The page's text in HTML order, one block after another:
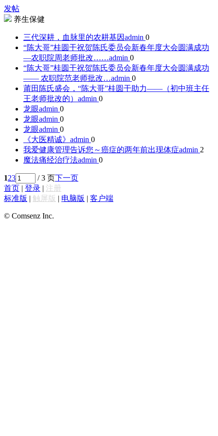
发帖
养生保健
三代深耕，血脉里的农耕基因admin 0
“陈大哥”桂圆干祝贺陈氏委员会新春年度大会圆满成功
—农职院周老师批改……admin 0
“陈大哥”桂圆干祝贺陈氏委员会新春年度大会圆满成功
—— 农职院范老师批改…admin 0
莆田陈氏盛会，“陈大哥”桂圆干助力——（初中班主任
王老师批改的） admin 0
龙眼admin 0
龙眼admin 0
龙眼admin 0
《大医精诚》 admin 0
我爱健康管理告诉您～癌症的两年前出现体症admin 2
魔法痛经治疗法admin 0
123 / 3 页下一页
首页 | 登录 | 注册
标准版 | 触屏版 | 电脑版 | 客户端
© Comsenz Inc.